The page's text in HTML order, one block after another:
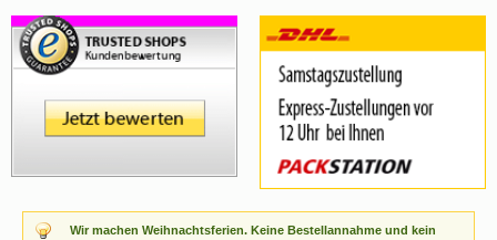
Wir machen Weihnachtsferien. Keine Bestellannahme und kein